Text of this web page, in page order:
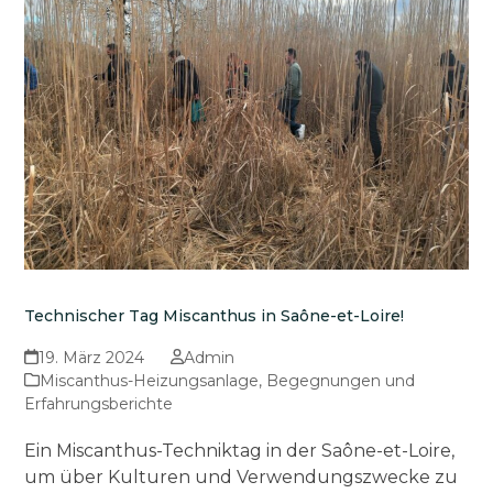
Technischer Tag Miscanthus in Saône-et-Loire!
19. März 2024
Admin
Miscanthus-Heizungsanlage, Begegnungen und
Erfahrungsberichte
Ein Miscanthus-Techniktag in der Saône-et-Loire,
um über Kulturen und Verwendungszwecke zu